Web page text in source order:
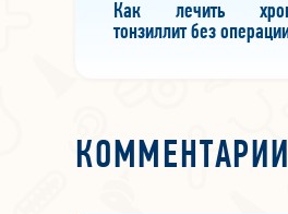
Как лечить
тонзиллит без
КОММЕНТАРИИ